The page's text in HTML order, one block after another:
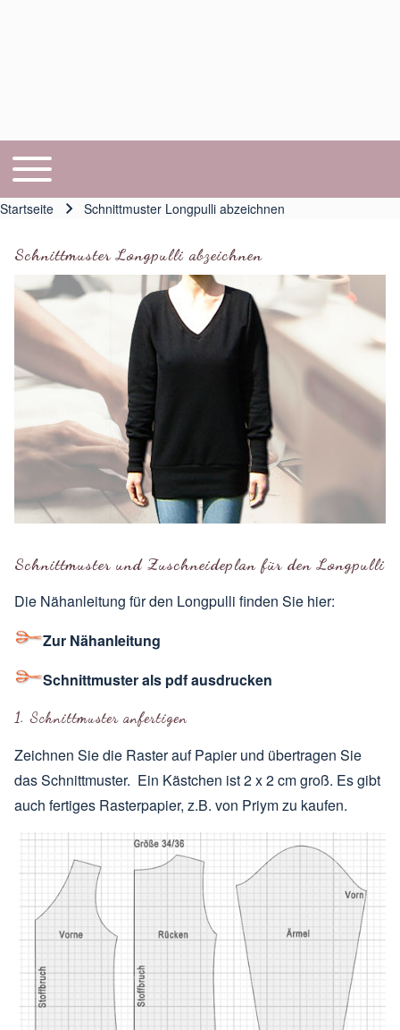
Hauptnavigation
Toggle main menu
Startseite Schnittmuster Longpulli abzeichnen
Schnittmuster Longpulli abzeichnen
Schnittmuster und Zuschneideplan für den Longpulli
Die Nähanleitung für den Longpulli finden Sie hier:
Zur Nähanleitung
Schnittmuster als pdf ausdrucken
1. Schnittmuster anfertigen
Zeichnen Sie die Raster auf Papier und übertragen Sie
das Schnittmuster. Ein Kästchen ist 2 x 2 cm groß. Es gibt
auch fertiges Rasterpapier, z.B. von Priym zu kaufen.